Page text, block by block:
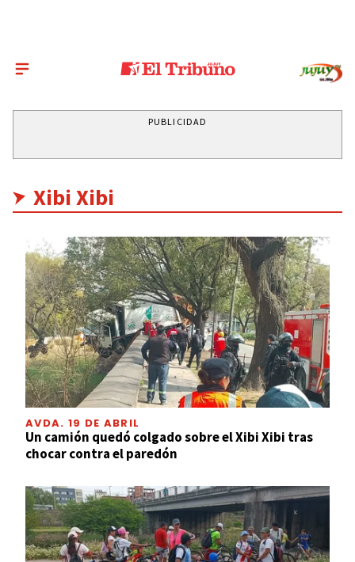
PUBLICIDAD
Xibi Xibi
AVDA. 19 DE ABRIL
Un camión quedó colgado sobre el Xibi Xibi tras
chocar contra el paredón